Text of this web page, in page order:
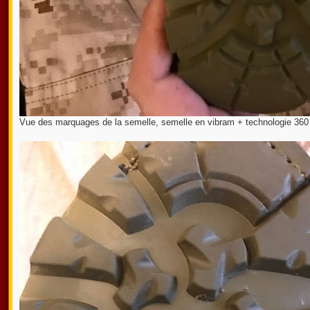
Vue des marquages de la semelle, semelle en vibram + technologie 360